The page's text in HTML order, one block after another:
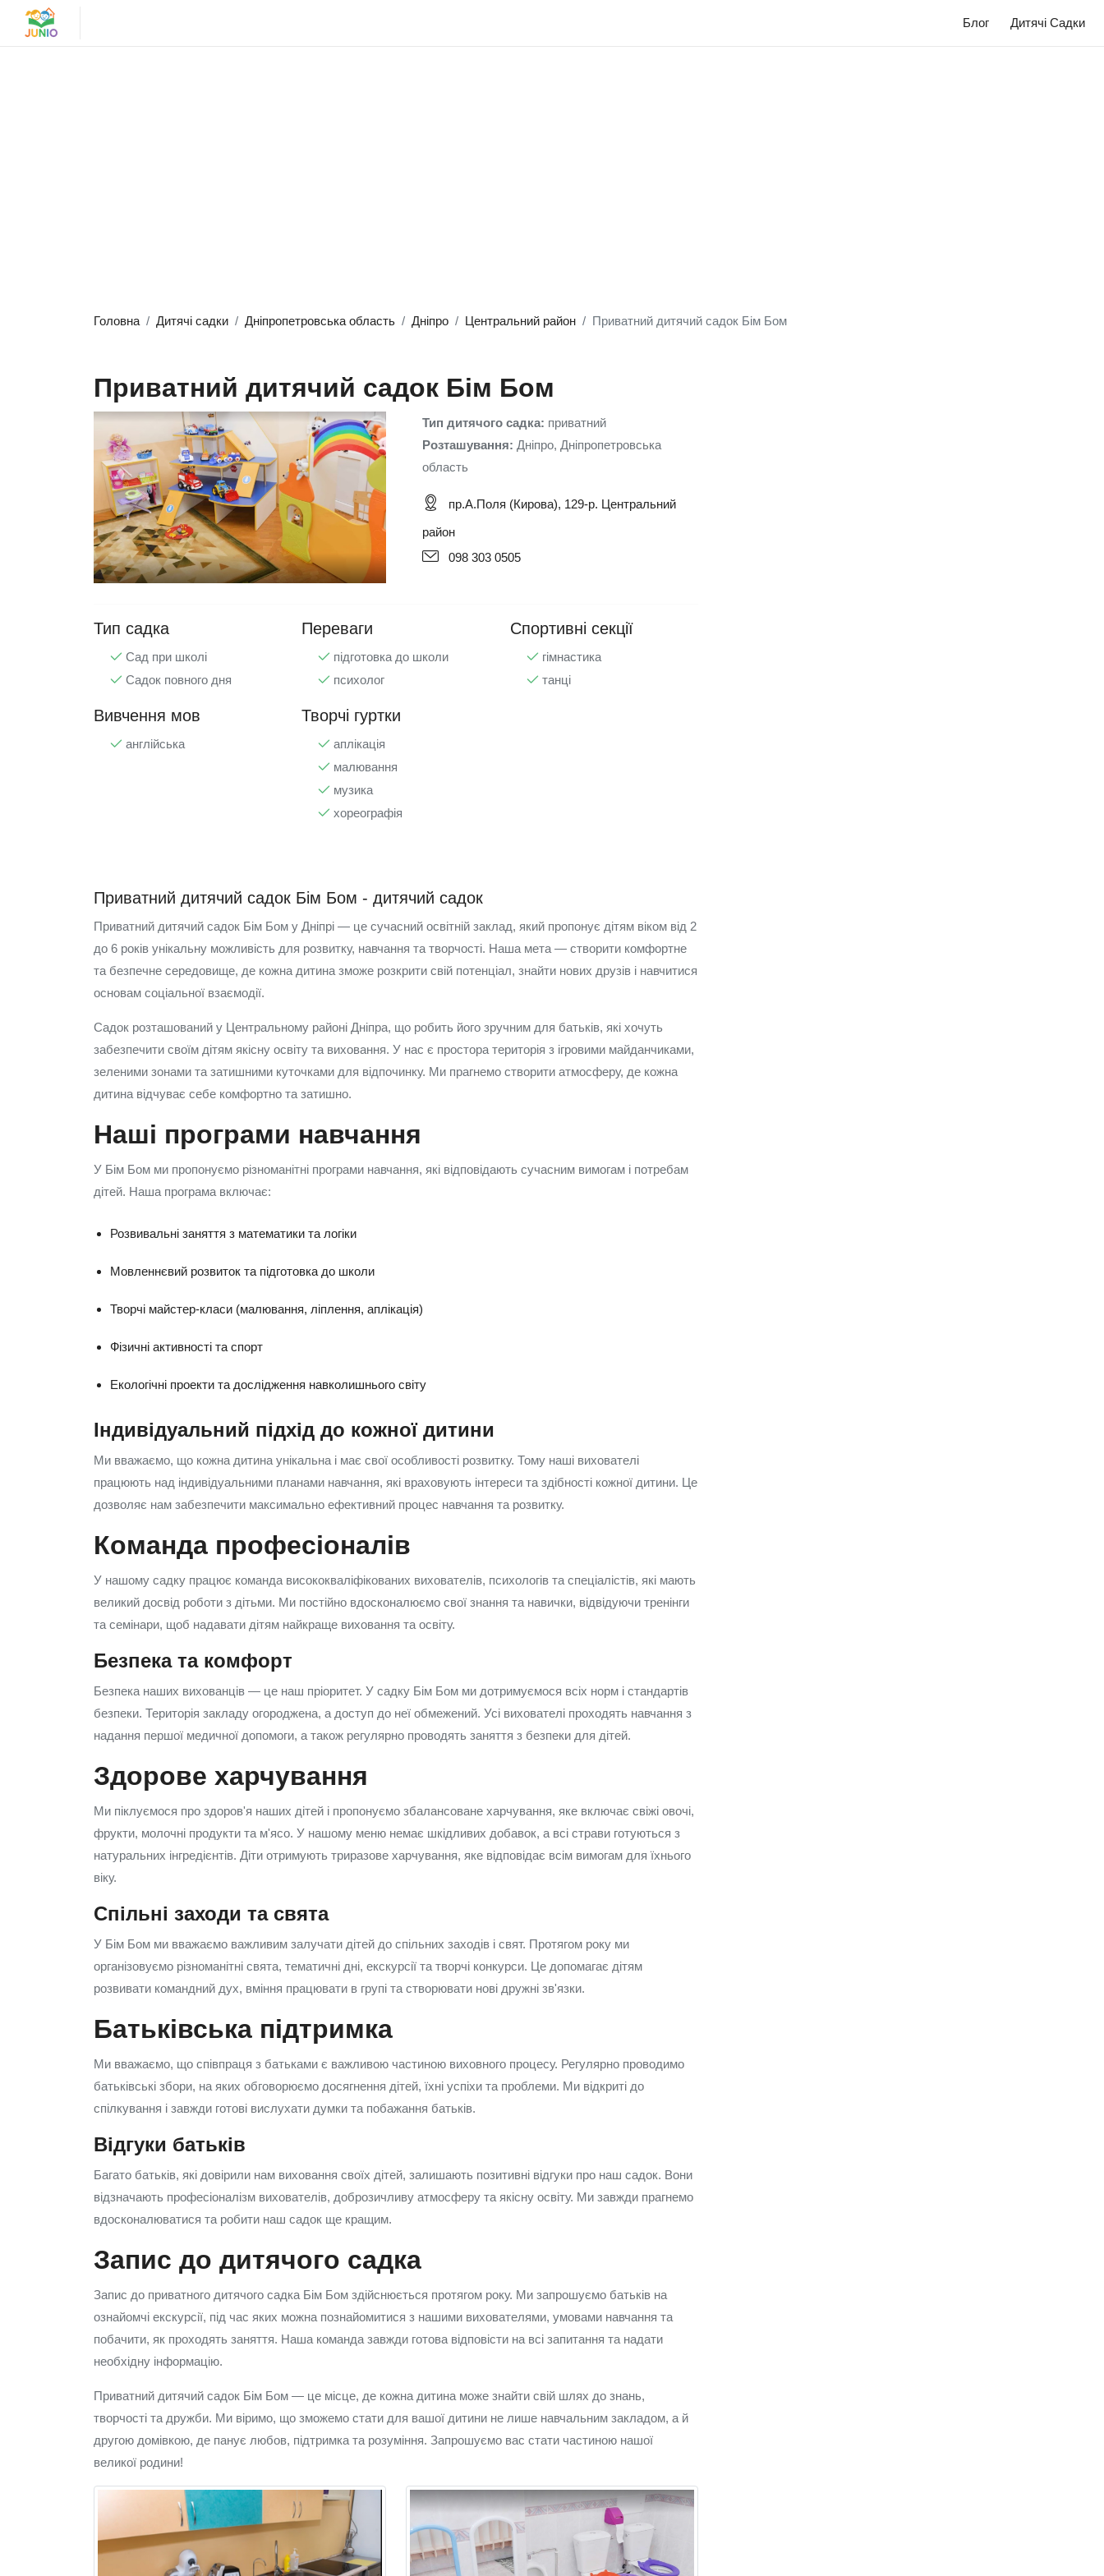
Блог Дитячі Садки
Головна Дитячі садки Дніпропетровська область Дніпро Центральний район Приватний дитячий садок Бім Бом
Приватний дитячий садок Бім Бом
Тип дитячого садка: приватний
Розташування: Дніпро, Дніпропетровська
область
пр.А.Поля (Кирова), 129-р. Центральний
район
098 303 0505
Тип садка
Сад при школі
Садок повного дня
Переваги
підготовка до школи
психолог
Спортивні секції
гімнастика
танці
Вивчення мов
англійська
Творчі гуртки
аплікація
малювання
музика
хореографія
Приватний дитячий садок Бім Бом - дитячий садок
Приватний дитячий садок Бім Бом у Дніпрі — це сучасний освітній заклад, який пропонує дітям віком від 2
до 6 років унікальну можливість для розвитку, навчання та творчості. Наша мета — створити комфортне
та безпечне середовище, де кожна дитина зможе розкрити свій потенціал, знайти нових друзів і навчитися
основам соціальної взаємодії.
Садок розташований у Центральному районі Дніпра, що робить його зручним для батьків, які хочуть
забезпечити своїм дітям якісну освіту та виховання. У нас є простора територія з ігровими майданчиками,
зеленими зонами та затишними куточками для відпочинку. Ми прагнемо створити атмосферу, де кожна
дитина відчуває себе комфортно та затишно.
Наші програми навчання
У Бім Бом ми пропонуємо різноманітні програми навчання, які відповідають сучасним вимогам і потребам
дітей. Наша програма включає:
Розвивальні заняття з математики та логіки
Мовленнєвий розвиток та підготовка до школи
Творчі майстер-класи (малювання, ліплення, аплікація)
Фізичні активності та спорт
Екологічні проекти та дослідження навколишнього світу
Індивідуальний підхід до кожної дитини
Ми вважаємо, що кожна дитина унікальна і має свої особливості розвитку. Тому наші вихователі
працюють над індивідуальними планами навчання, які враховують інтереси та здібності кожної дитини. Це
дозволяє нам забезпечити максимально ефективний процес навчання та розвитку.
Команда професіоналів
У нашому садку працює команда висококваліфікованих вихователів, психологів та спеціалістів, які мають
великий досвід роботи з дітьми. Ми постійно вдосконалюємо свої знання та навички, відвідуючи тренінги
та семінари, щоб надавати дітям найкраще виховання та освіту.
Безпека та комфорт
Безпека наших вихованців — це наш пріоритет. У садку Бім Бом ми дотримуємося всіх норм і стандартів
безпеки. Територія закладу огороджена, а доступ до неї обмежений. Усі вихователі проходять навчання з
надання першої медичної допомоги, а також регулярно проводять заняття з безпеки для дітей.
Здорове харчування
Ми піклуємося про здоров'я наших дітей і пропонуємо збалансоване харчування, яке включає свіжі овочі,
фрукти, молочні продукти та м'ясо. У нашому меню немає шкідливих добавок, а всі страви готуються з
натуральних інгредієнтів. Діти отримують триразове харчування, яке відповідає всім вимогам для їхнього
віку.
Спільні заходи та свята
У Бім Бом ми вважаємо важливим залучати дітей до спільних заходів і свят. Протягом року ми
організовуємо різноманітні свята, тематичні дні, екскурсії та творчі конкурси. Це допомагає дітям
розвивати командний дух, вміння працювати в групі та створювати нові дружні зв'язки.
Батьківська підтримка
Ми вважаємо, що співпраця з батьками є важливою частиною виховного процесу. Регулярно проводимо
батьківські збори, на яких обговорюємо досягнення дітей, їхні успіхи та проблеми. Ми відкриті до
спілкування і завжди готові вислухати думки та побажання батьків.
Відгуки батьків
Багато батьків, які довірили нам виховання своїх дітей, залишають позитивні відгуки про наш садок. Вони
відзначають професіоналізм вихователів, доброзичливу атмосферу та якісну освіту. Ми завжди прагнемо
вдосконалюватися та робити наш садок ще кращим.
Запис до дитячого садка
Запис до приватного дитячого садка Бім Бом здійснюється протягом року. Ми запрошуємо батьків на
ознайомчі екскурсії, під час яких можна познайомитися з нашими вихователями, умовами навчання та
побачити, як проходять заняття. Наша команда завжди готова відповісти на всі запитання та надати
необхідну інформацію.
Приватний дитячий садок Бім Бом — це місце, де кожна дитина може знайти свій шлях до знань,
творчості та дружби. Ми віримо, що зможемо стати для вашої дитини не лише навчальним закладом, а й
другою домівкою, де панує любов, підтримка та розуміння. Запрошуємо вас стати частиною нашої
великої родини!